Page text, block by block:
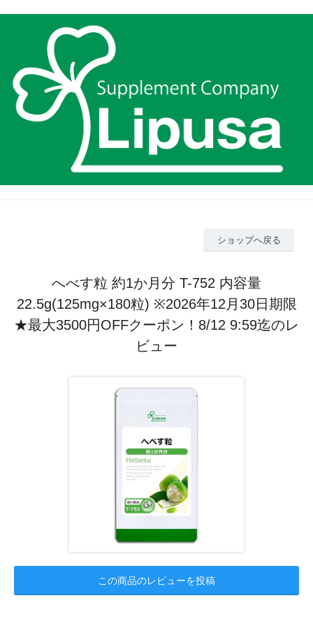
ショップへ戻る
へべす粒 約1か月分 T-752 内容量
22.5g(125mg×180粒) ※2026年12月30日期限
★最大3500円OFFクーポン！8/12 9:59迄のレ
ビュー
この商品のレビューを投稿